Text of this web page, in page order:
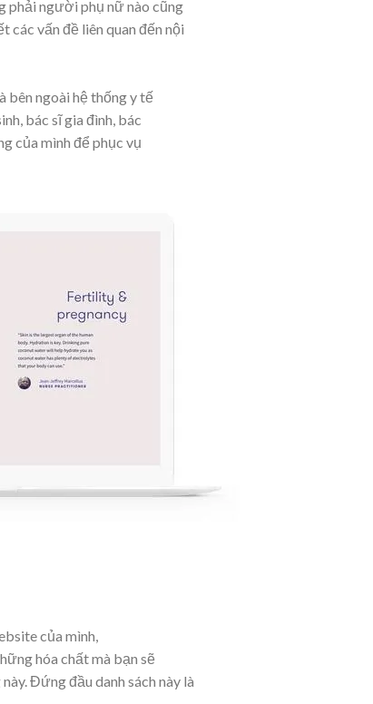
phải người phụ nữ nào cũng
các vấn đề liên quan đến nội
bên ngoài hệ thống y tế
bác sĩ gia đình, bác
của mình để phục vụ
của mình,
hóa chất mà bạn sẽ
Đứng đầu danh sách này là